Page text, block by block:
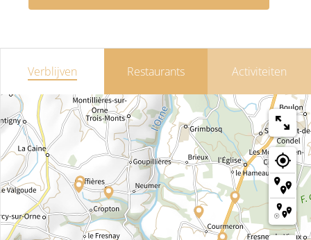
Verblijven Restaurants Activiteiten